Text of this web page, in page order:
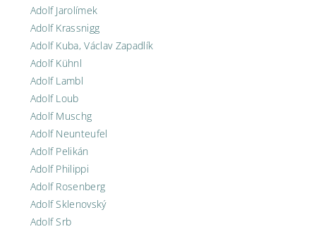
Adolf Jarolímek
Adolf Krassnigg
Adolf Kuba, Václav Zapadlík
Adolf Kühnl
Adolf Lambl
Adolf Loub
Adolf Muschg
Adolf Neunteufel
Adolf Pelikán
Adolf Philippi
Adolf Rosenberg
Adolf Sklenovský
Adolf Srb